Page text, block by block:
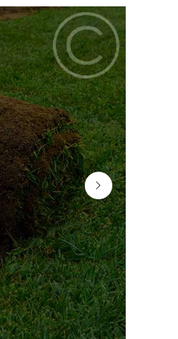
price-bg2